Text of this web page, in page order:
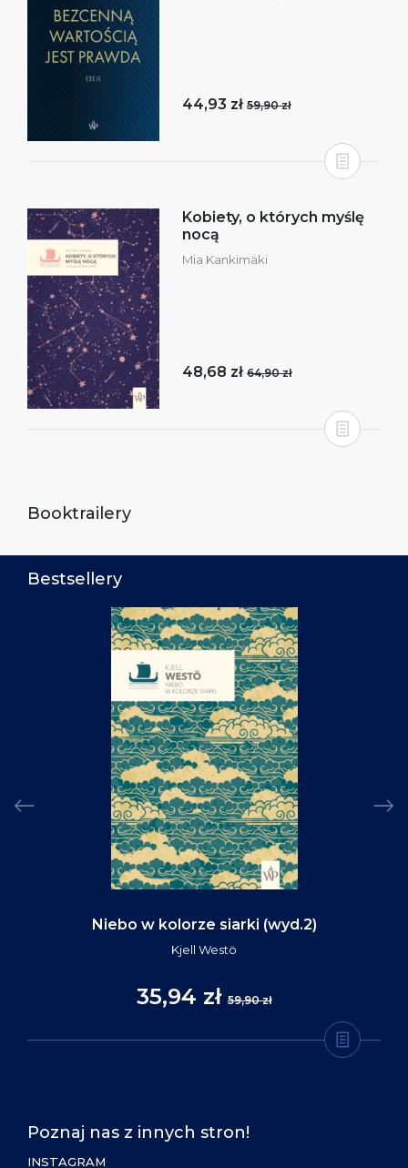
44,93 zł 59,90 zł
Kobiety, o których myślę
nocą
Mia Kankimäki
48,68 zł 64,90 zł
Booktrailery
Bestsellery
Niebo w kolorze siarki (wyd.2)
Kjell Westö
35,94 zł 59,90 zł
Poznaj nas z innych stron!
INSTAGRAM